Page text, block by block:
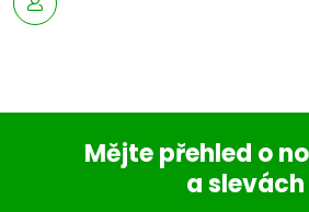
Mějte přehled o
a slevách